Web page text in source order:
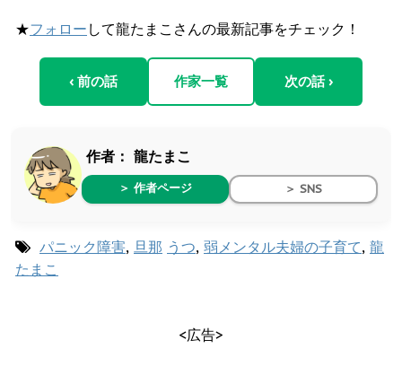
★フォロー して龍たまこさんの最新記事をチェック！
‹ 前の話 作家一覧 次の話 ›
作者： 龍たまこ
＞ 作者ページ ＞ SNS
パニック障害, 旦那 うつ, 弱メンタル夫婦の子育て, 龍
たまこ
<広告>